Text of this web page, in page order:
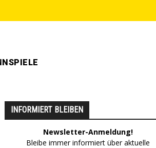
INFORMIERT BLEIBEN
Newsletter-Anmeldung!
Bleibe immer informiert über aktuelle